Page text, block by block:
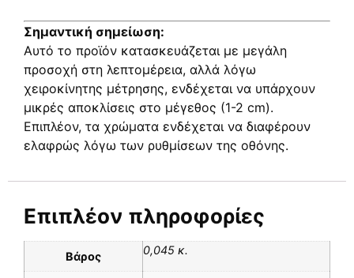
Σημαντική σημείωση:
Αυτό το προϊόν κατασκευάζεται με μεγάλη
προσοχή στη λεπτομέρεια, αλλά λόγω
χειροκίνητης μέτρησης, ενδέχεται να υπάρχουν
μικρές αποκλίσεις στο μέγεθος (1-2 cm).
Επιπλέον, τα χρώματα ενδέχεται να διαφέρουν
ελαφρώς λόγω των ρυθμίσεων της οθόνης.
Επιπλέον πληροφορίες
Βάρος 0,045 κ.